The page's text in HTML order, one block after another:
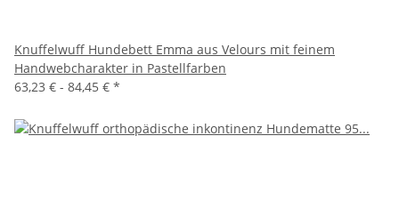
Knuffelwuff Hundebett Emma aus Velours mit feinem
Handwebcharakter in Pastellfarben
63,23 € - 84,45 € *